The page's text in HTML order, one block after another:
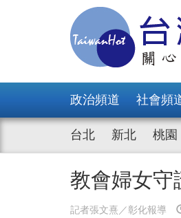
政治頻道 社會頻
台北 新北 桃園
教會婦女
記者張文熹／彰化報導